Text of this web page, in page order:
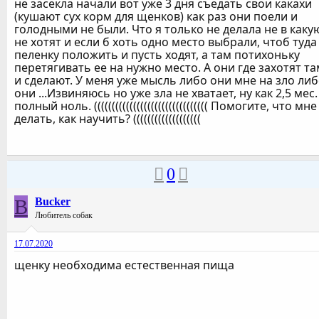
не засекла начали вот уже 3 дня съедать свои какахи
(кушают сух корм для щенков) как раз они поели и
голодными не были. Что я только не делала не в
не хотят и если б хоть одно место выбрали, чтоб туда
пеленку положить и пусть ходят, а там потихоньку
перетягивать ее на нужно место. А они где захотят
и сделают. У меня уже мысль либо они мне на зло
они ...Извиняюсь но уже зла не хватает, ну как 2,5
полный ноль. (((((((((((((((((((((((((((((((( Помогите, что мне
делать, как научить? (((((((((((((((((((
0
B Bucker
Любитель собак
17.07.2020
щенку необходима естественная пища